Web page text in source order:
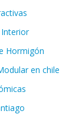
Hormigón
en chile